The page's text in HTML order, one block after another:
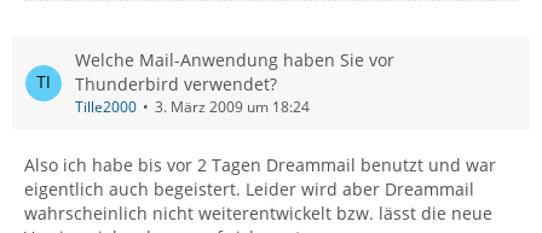
Welche Mail-Anwendung haben Sie vor
Thunderbird verwendet?
Tille2000 3. März 2009 um 18:24
Also ich habe bis vor 2 Tagen Dreammail benutzt und war
eigentlich auch begeistert. Leider wird aber Dreammail
wahrscheinlich nicht weiterentwickelt bzw. lässt die neue